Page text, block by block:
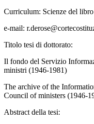
Curriculum: Scienze del
e-mail:
Titolo tesi di dottorato:
Il fondo del Servizio
ministri (1946-1981)
The archive of the
Council of ministers (1946-
Abstract della tesi: